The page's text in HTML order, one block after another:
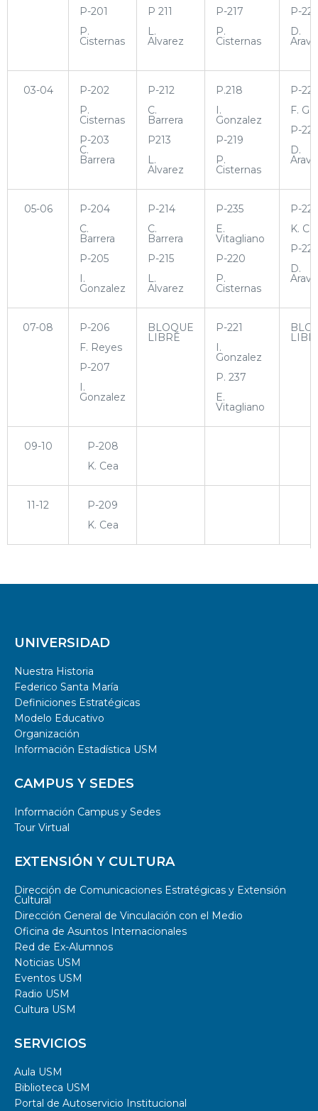
P-201
P.
Cisternas
P 211
L.
Alvarez
P-217
P.
Cisternas
P-
D.
03-04
P-202
P.
Cisternas
P-203
C.
Barrera
P-212
C.
Barrera
P213
L.
Alvarez
P.218
I.
Gonzalez
P-219
P.
Cisternas
P-225
F.
P-226
D.
05-06
P-204
C.
Barrera
P-205
I.
Gonzalez
P-214
C.
Barrera
P-215
L.
Alvarez
P-235
E.
Vitagliano
P-220
P.
Cisternas
P-222
K.
P-
D.
07-08
P-206
F. Reyes
P-207
I.
Gonzalez
BLOQUE
LIBRE
P-221
I.
Gonzalez
P. 237
E.
Vitagliano
09-10
P-208
K. Cea
11-12
P-209
K. Cea
UNIVERSIDAD
Nuestra Historia
Federico Santa María
Definiciones Estratégicas
Modelo Educativo
Organización
Información Estadística USM
CAMPUS Y SEDES
Información Campus y Sedes
Tour Virtual
EXTENSIÓN Y CULTURA
Dirección de Comunicaciones Estratégicas y Extensión
Cultural
Dirección General de Vinculación con el Medio
Oficina de Asuntos Internacionales
Red de Ex-Alumnos
Noticias USM
Eventos USM
Radio USM
Cultura USM
SERVICIOS
Aula USM
Biblioteca USM
Portal de Autoservicio Institucional